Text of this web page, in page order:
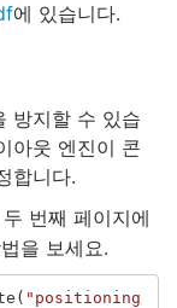
에 있습니다.
방지할 수 있습
아웃 엔진이 콘
합니다.
번째 페이지에
을 보세요.
( "positioning